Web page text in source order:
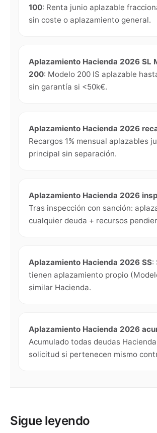
100: Renta junio aplazable
sin coste o aplazamiento general.
Aplazamiento Hacienda 2026 SL
200: Modelo 200 IS aplazable
sin garantía si <50k€.
Aplazamiento Hacienda 2026
Recargos 1% mensual aplazables
principal sin separación.
Aplazamiento Hacienda 2026
Tras inspección con sanción:
cualquier deuda + recursos
Aplazamiento Hacienda 2026 SS:
tienen aplazamiento propio
similar Hacienda.
Aplazamiento Hacienda 2026
Acumulado todas deudas
solicitud si pertenecen mismo
Sigue leyendo